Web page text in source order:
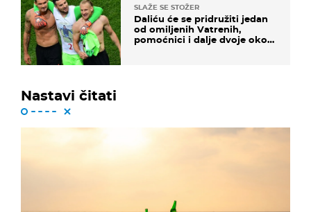
SLAŽE SE STOŽER
Daliću će se pridružiti jedan
od omiljenih Vatrenih,
pomoćnici i dalje dvoje oko
Nastavi čitati